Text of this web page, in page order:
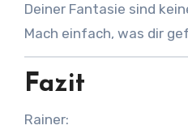
Deiner Fantasie sind
Mach einfach, was dir
Fazit
Rainer: